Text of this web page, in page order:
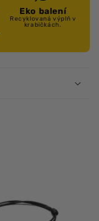
Eko balení
Recyklovaná výplň v
krabičkách.